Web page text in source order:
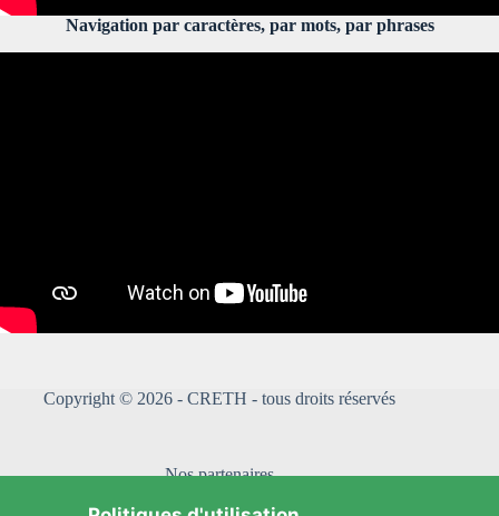
Navigation par caractères, par mots, par phrases
Copyright © 2026 - CRETH - tous droits réservés
Nos partenaires